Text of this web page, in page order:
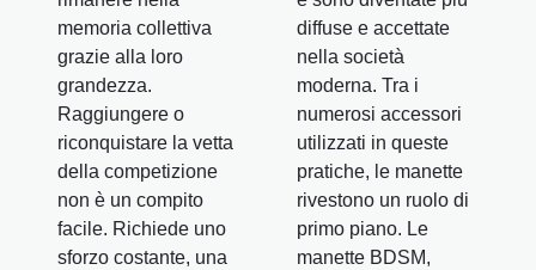
memoria collettiva
grazie alla loro
grandezza.
Raggiungere o
riconquistare la vetta
della competizione
non è un compito
facile. Richiede uno
sforzo costante, una
diffuse e accettate
nella società
moderna. Tra i
numerosi accessori
utilizzati in queste
pratiche, le manette
rivestono un ruolo di
primo piano. Le
manette BDSM,